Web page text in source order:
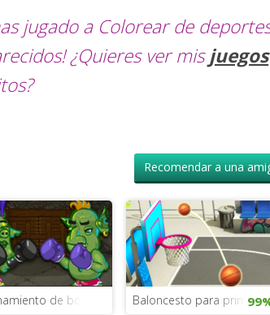
jugado a Colorear de
¿Quieres ver misjuegos
Recomendar a una
de boxeo con el GrinchBaloncesto para primaria